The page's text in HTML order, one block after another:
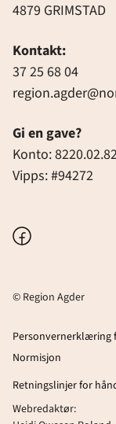
4879 GRIMSTAD
Kontakt:
37 25 68 04
Gi en gave?
Konto:
Vipps: #94272
Facebook
© Region Agder
Personvernerklæring
Normisjon
Retningslinjer for
Webredaktør: